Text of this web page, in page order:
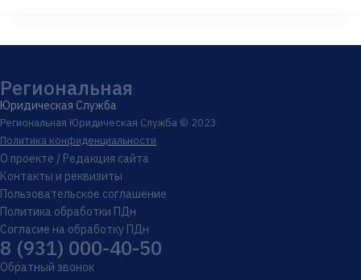
Региональная
Юридическая Служба
Региональная Юридическая Служба © 2023
Политика конфиденциальности
О проекте / Редакция сайта
Контакты и реквизиты
Пользовательское соглашение
Политика обработки ПДн
Согласие на обработку ПДн
8 (931) 000-40-50
Обратный звонок